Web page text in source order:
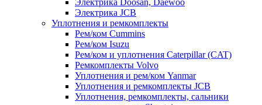
Электрика JCB
Уплотнения и ремкомплекты
Рем/ком Cummins
Рем/ком Isuzu
Рем/ком и уплотнения Caterpillar (CAT)
Ремкомплекты Volvo
Уплотнения и рем/ком Yanmar
Уплотнения и ремкомплекты JCB
Уплотнения, ремкомплекты, сальники